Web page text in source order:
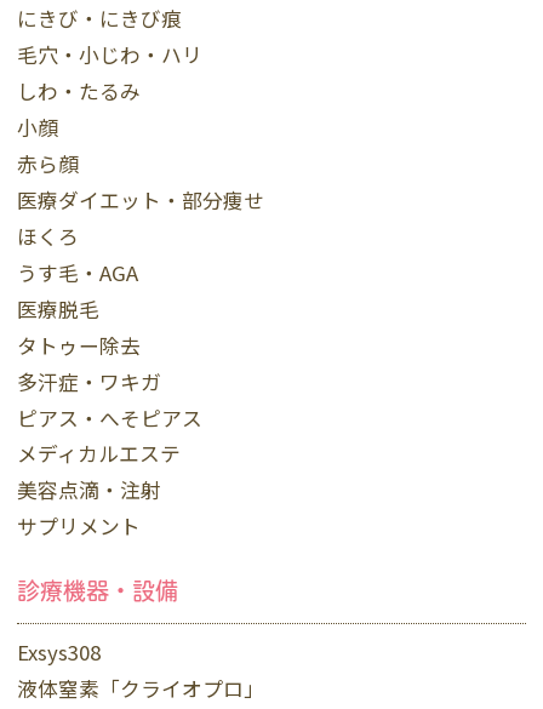
にきび・にきび痕
毛穴・小じわ・ハリ
しわ・たるみ
小顔
赤ら顔
医療ダイエット・部分痩せ
ほくろ
うす毛・AGA
医療脱毛
タトゥー除去
多汗症・ワキガ
ピアス・へそピアス
メディカルエステ
美容点滴・注射
サプリメント
診療機器・設備
Exsys308
液体窒素「クライオプロ」